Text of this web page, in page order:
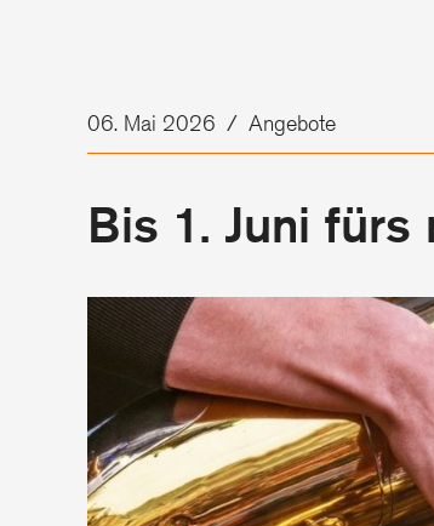
06. Mai 2026 / Angebote
Bis 1. Juni fürs